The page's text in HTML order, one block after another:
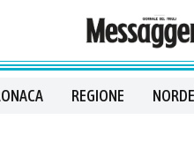
REGIONE